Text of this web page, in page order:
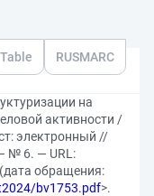
Table RUSMARC
на
активности /
электронный //
№ 6. — URL:
обращения:
bv1753.pdf>.